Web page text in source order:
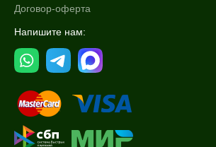
Договор-оферта
Напишите нам: